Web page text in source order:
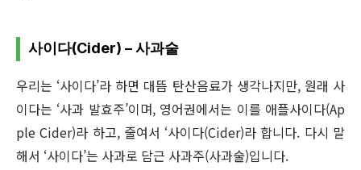
사이다(Cider) – 사과술
우리는 ‘사이다’라 하면 대뜸 탄산음료가 생각나지만, 원래 사
이다는 ‘사과 발효주’이며, 영어권에서는 이를 애플사이다(Ap
ple Cider)라 하고, 줄여서 ‘사이다(Cider)라 합니다. 다시 말
해서 ‘사이다’는 사과로 담근 사과주(사과술)입니다.